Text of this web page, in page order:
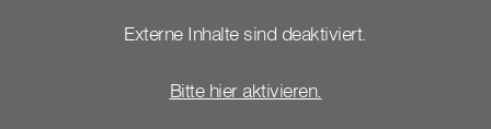
Externe Inhalte sind deaktiviert.
Bitte hier aktivieren.